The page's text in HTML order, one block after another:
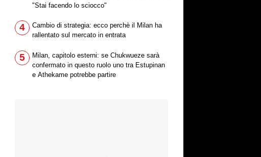
"Stai facendo lo sciocco"
4
Cambio di strategia: ecco perchè il Milan ha
rallentato sul mercato in entrata
5
Milan, capitolo esterni: se Chukwueze sarà
confermato in questo ruolo uno tra Estupinan
e Athekame potrebbe partire